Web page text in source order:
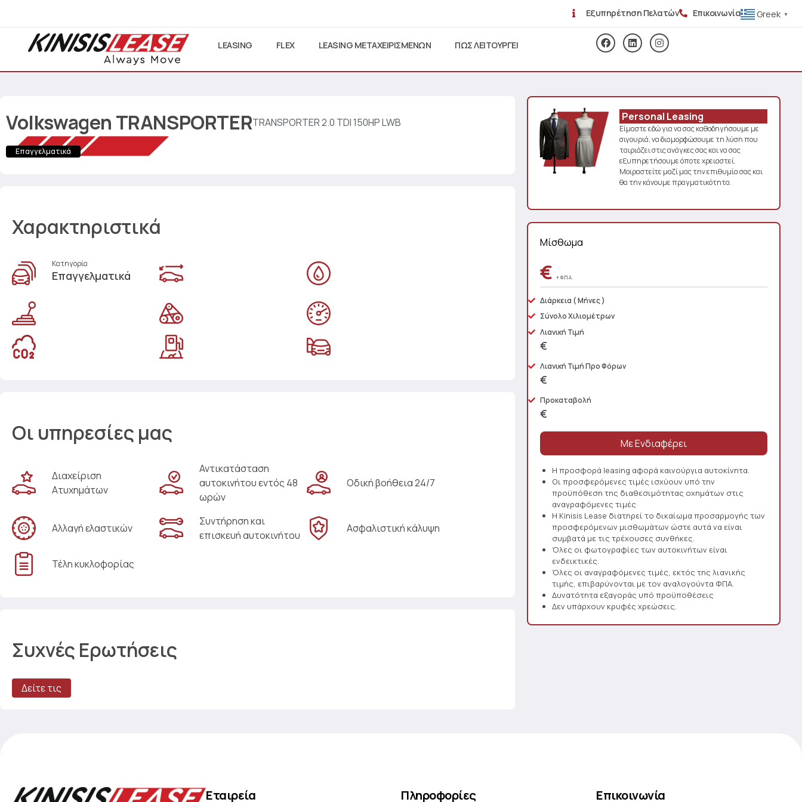
Εξυπηρέτηση Πελατών Επικοινωνία Greek ▼
LEASING FLEX LEASING ΜΕΤΑΧΕΙΡΙΣΜΕΝΩΝ ΠΩΣ ΛΕΙΤΟΥΡΓΕΙ
Volkswagen TRANSPORTERTRANSPORTER 2.0 TDI 150HP LWB
Επαγγελματικά
Χαρακτηριστικά
Κατηγορία
Επαγγελματικά
Οι υπηρεσίες μας
Διαχείριση
Ατυχημάτων
Αντικατάσταση
αυτοκινήτου εντός 48
ωρών
Οδική βοήθεια 24/7
Αλλαγή ελαστικών
Συντήρηση και
επισκευή αυτοκινήτου
Ασφαλιστική κάλυψη
Τέλη κυκλοφορίας
Συχνές Ερωτήσεις
Δείτε τις
Personal Leasing
Είμαστε εδώ για να σας καθοδηγήσουμε με
σιγουριά, να διαμορφώσουμε τη λύση που
ταιριάζει στις ανάγκες σας και να σας
εξυπηρετήσουμε όποτε χρειαστεί.
Μοιραστείτε μαζί μας την επιθυμία σας και
θα την κάνουμε πραγματικότητα.
Μίσθωμα
€+ Φ.Π.Α.
Διάρκεια ( Μήνες )
Σύνολο Χιλιομέτρων
Λιανική Τιμή
€
Λιανική Τιμή Προ Φόρων
€
Προκαταβολή
€
Η προσφορά leasing αφορά καινούργια αυτοκίνητα.
Οι προσφερόμενες τιμές ισχύουν υπό την
προϋπόθεση της διαθεσιμότητας οχημάτων στις
αναγραφόμενες τιμές
Η Kinisis Lease διατηρεί το δικαίωμα προσαρμογής των
προσφερόμενων μισθωμάτων ώστε αυτά να είναι
συμβατά με τις τρέχουσες συνθήκες.
Όλες οι φωτογραφίες των αυτοκινήτων είναι
ενδεικτικές.
Όλες οι αναγραφόμενες τιμές, εκτός της λιανικής
τιμής, επιβαρύνονται με τον αναλογούντα ΦΠΑ.
Δυνατότητα εξαγοράς υπό προϋποθέσεις
Δεν υπάρχουν κρυφές χρεώσεις.
Εταιρεία Πληροφορίες Επικοινωνία